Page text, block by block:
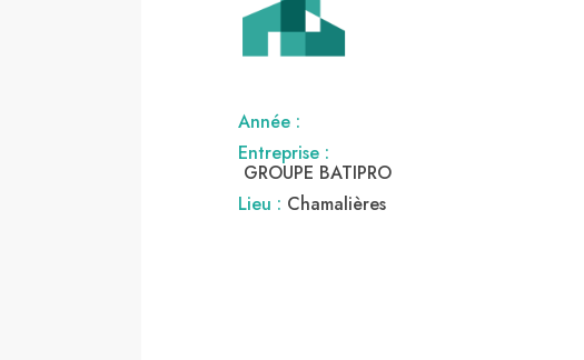
Année :
Entreprise :
GROUPE BATIPRO
Lieu : Chamalières